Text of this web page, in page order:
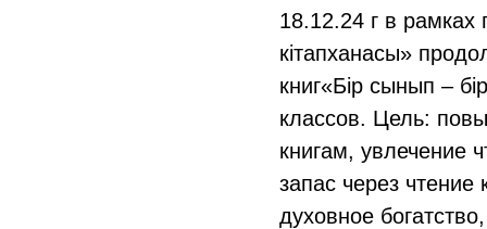
18.12.24 г в
кітапханасы»
книг«Бір сынып –
классов. Цель:
книгам, увлечение
запас через
духовное